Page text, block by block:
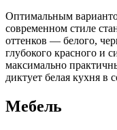
Оптимальным
современном стиле
оттенков — белого,
глубокого красного и
максимально
диктует белая кухня в
Мебель